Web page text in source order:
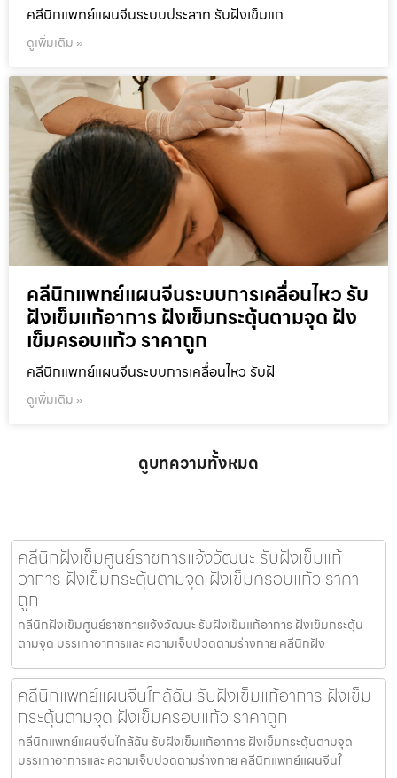
คลีนิกแพทย์แผนจีนระบบประสาท รับฝังเข็มแก
ดูเพิ่มเติม »
คลีนิกแพทย์แผนจีนระบบการเคลื่อนไหว รับ
ฝังเข็มแก้อาการ ฝังเข็มกระตุ้นตามจุด ฝัง
เข็มครอบแก้ว ราคาถูก
คลีนิกแพทย์แผนจีนระบบการเคลื่อนไหว รับฝั
ดูเพิ่มเติม »
ดูบทความทั้งหมด
คลีนิกฝังเข็มศูนย์ราชการแจ้งวัฒนะ รับฝังเข็มแก้
อาการ ฝังเข็มกระตุ้นตามจุด ฝังเข็มครอบแก้ว ราคา
ถูก
คลีนิกฝังเข็มศูนย์ราชการแจ้งวัฒนะ รับฝังเข็มแก้อาการ ฝังเข็มกระตุ้น
ตามจุด บรรเทาอาการและ ความเจ็บปวดตามร่างกาย คลีนิกฝัง
คลีนิกแพทย์แผนจีนใกล้ฉัน รับฝังเข็มแก้อาการ ฝังเข็ม
กระตุ้นตามจุด ฝังเข็มครอบแก้ว ราคาถูก
คลีนิกแพทย์แผนจีนใกล้ฉัน รับฝังเข็มแก้อาการ ฝังเข็มกระตุ้นตามจุด
บรรเทาอาการและ ความเจ็บปวดตามร่างกาย คลีนิกแพทย์แผนจีนใ